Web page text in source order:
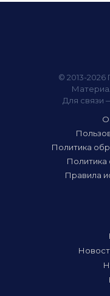
© 2013-
Для связи
О
Политика
Правила